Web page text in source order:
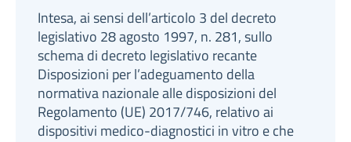
Intesa, ai sensi dell’articolo 3 del decreto
legislativo 28 agosto 1997, n. 281, sullo
schema di decreto legislativo recante
Disposizioni per l’adeguamento della
normativa nazionale alle disposizioni del
Regolamento (UE) 2017/746, relativo ai
dispositivi medico-diagnostici in vitro e che